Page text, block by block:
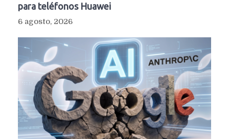
para teléfonos Huawei
6 agosto, 2026